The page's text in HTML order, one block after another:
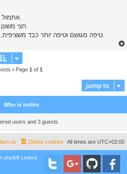
אתמול הגיע אליי שלי, תמורת 500~ ש"ח.
חצי משונן. הוא חותך הכל. הכל. פשוט אדיר.
טיפה מגושם וטיפה יותר כבד משציפית, אבל זה זניח. הוא פשוט....מדהים.
• Page 1 of 1
Jump to
Who is online
users and 3 guests
All times are UTC+02:00
Delete cookies
us
phpBB Limited